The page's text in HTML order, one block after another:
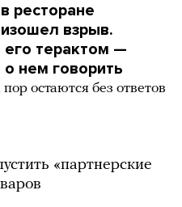
ресторане
взрыв.
его терактом —
о нем говорить
остаются без ответов
«партнерские